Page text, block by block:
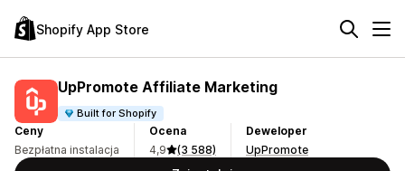
Shopify App Store
UpPromote Affiliate Marketing
Built for Shopify
Ceny
Bezpłatna instalacja
Ocena
4,9
(3 588)
Deweloper
UpPromote